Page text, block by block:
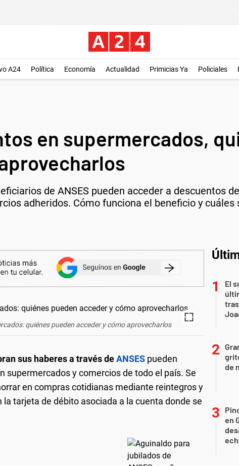
A24 Política Economía Actualidad Primicias Ya Policiales
en supermercados,
de ANSES pueden acceder a descuentos
adheridos. Cómo funciona el beneficio y
quiénes pueden acceder y cómo aprovecharlos
sus haberes a través deANSES pueden
supermercados y comercios de todo el país. Se
en compras cotidianas mediante reintegros y
tarjeta de débito asociada a la cuenta donde se
El
de
en